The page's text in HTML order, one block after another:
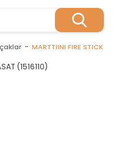
MARTTIINI FIRE STICK